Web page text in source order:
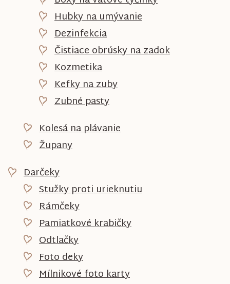
Hubky na umývanie
Dezinfekcia
Čistiace obrúsky na zadok
Kozmetika
Kefky na zuby
Zubné pasty
Kolesá na plávanie
Župany
Darčeky
Stužky proti urieknutiu
Rámčeky
Pamiatkové krabičky
Odtlačky
Foto deky
Mílnikové foto karty